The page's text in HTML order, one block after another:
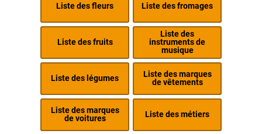
Liste des fleurs Liste des fromages
Liste des fruits
Liste des
instruments de
musique
Liste des légumes
Liste des marques
de vêtements
Liste des marques
de voitures
Liste des métiers